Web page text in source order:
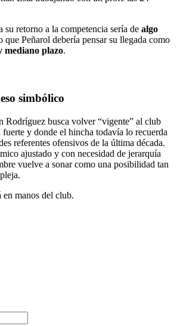
su retorno a la competencia sería de algo
que Peñarol debería pensar su llegada como
mediano plazo.
simbólico
Rodríguez busca volver “vigente” al club
y donde el hincha todavía lo recuerda
referentes ofensivos de la última década.
ajustado y con necesidad de jerarquía
vuelve a sonar como una posibilidad tan
en manos del club.